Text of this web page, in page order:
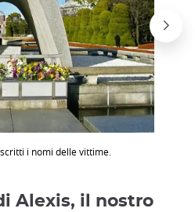
i nomi delle vittime.
Alexis, il nostro